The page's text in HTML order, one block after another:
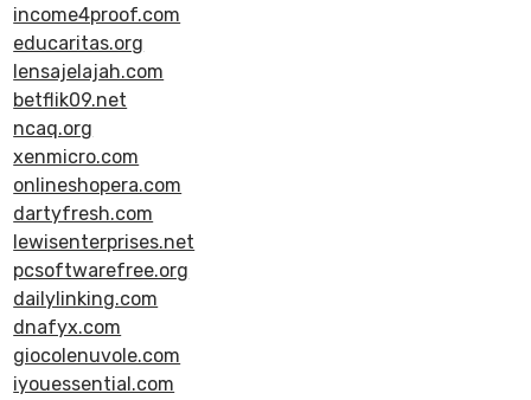
income4proof.com
educaritas.org
lensajelajah.com
betflik09.net
ncaq.org
xenmicro.com
onlineshopera.com
dartyfresh.com
lewisenterprises.net
pcsoftwarefree.org
dailylinking.com
dnafyx.com
giocolenuvole.com
iyouessential.com